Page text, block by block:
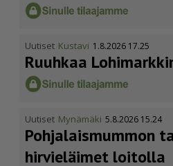
Uutiset Kustavi 1.8.2026 17.25
Ruuhkaa
Uutiset Mynämäki 5.8.2026 15.24
Pohja­lais­mummon
hirvieläimet loitolla